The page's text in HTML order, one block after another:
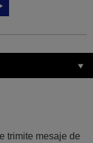
trimite mesaje de